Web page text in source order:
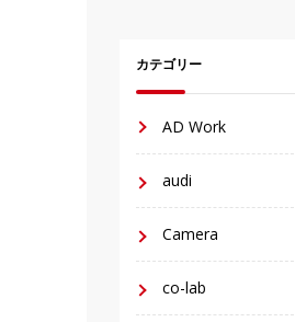
カテゴリー
AD Work
audi
Camera
co-lab